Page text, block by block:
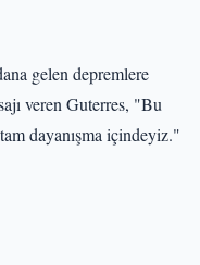
gelen depremlere
veren Guterres, "Bu
dayanışma içindeyiz."